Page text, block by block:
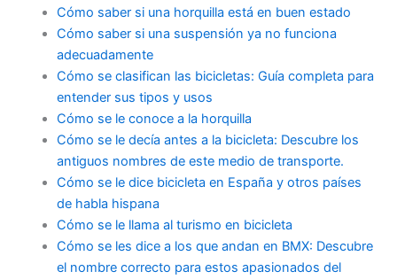
Cómo saber si una horquilla está en buen estado
Cómo saber si una suspensión ya no funciona
adecuadamente
Cómo se clasifican las bicicletas: Guía completa para
entender sus tipos y usos
Cómo se le conoce a la horquilla
Cómo se le decía antes a la bicicleta: Descubre los
antiguos nombres de este medio de transporte.
Cómo se le dice bicicleta en España y otros países
de habla hispana
Cómo se le llama al turismo en bicicleta
Cómo se les dice a los que andan en BMX: Descubre
el nombre correcto para estos apasionados del